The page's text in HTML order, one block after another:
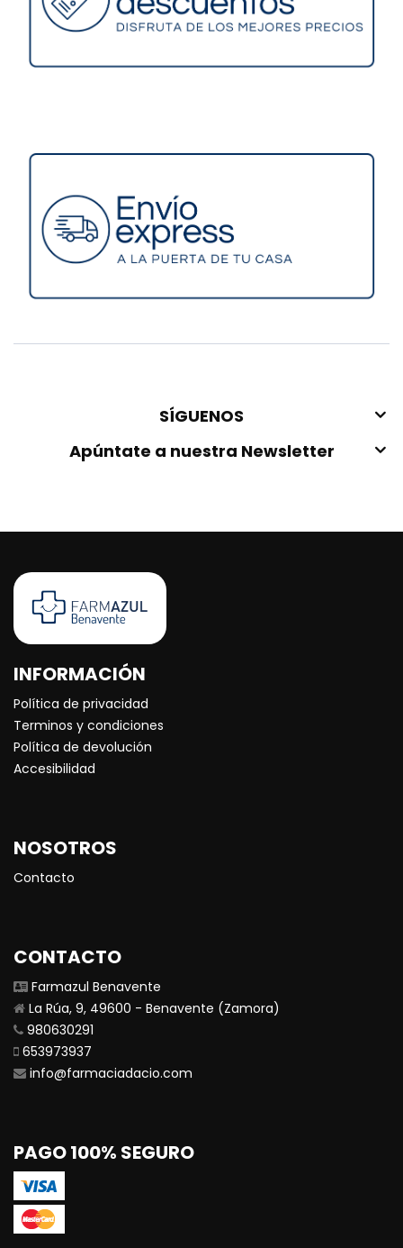
SÍGUENOS
Apúntate a nuestra Newsletter
INFORMACIÓN
Política de privacidad
Terminos y condiciones
Política de devolución
Accesibilidad
NOSOTROS
Contacto
CONTACTO
Farmazul Benavente
La Rúa, 9, 49600 - Benavente (Zamora)
980630291
653973937
info@farmaciadacio.com
PAGO 100% SEGURO